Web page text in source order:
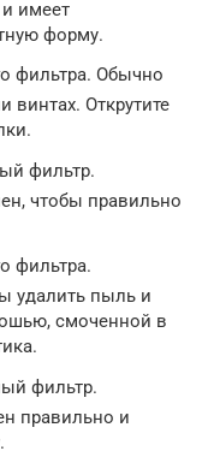
имеет
форму.
фильтра. Обычно
винтах. Открутите
фильтр.
чтобы правильно
фильтра.
удалить пыль и
смоченной в
фильтр.
правильно и